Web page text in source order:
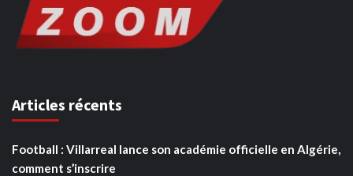
Articles récents
Football : Villarreal lance son académie officielle en Algérie,
comment s’inscrire